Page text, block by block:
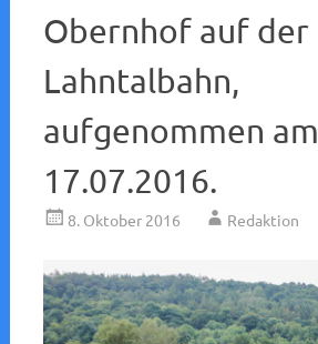
Obernhof auf der
Lahntalbahn,
aufgenommen am
17.07.2016.
8. Oktober 2016 Redaktion